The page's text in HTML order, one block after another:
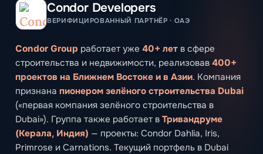
Condor Developers
ВЕРИФИЦИРОВАННЫЙ ПАРТНЁР · ОАЭ
Condor Group работает уже 40+ лет в сфере
строительства и недвижимости, реализовав 400+
проектов на Ближнем Востоке и в Азии. Компания
признана пионером зелёного строительства Dubai
(«первая компания зелёного строительства в
Dubai»). Группа также работает в Тривандруме
(Керала, Индия) — проекты: Condor Dahlia, Iris,
Primrose и Carnations. Текущий портфель в Dubai